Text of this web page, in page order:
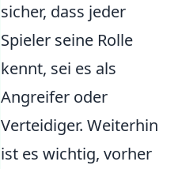
sicher, dass jeder
Spieler seine Rolle
kennt, sei es als
Angreifer oder
Verteidiger. Weiterhin
ist es wichtig, vorher